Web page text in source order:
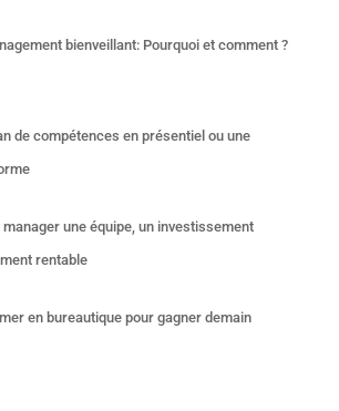
bienveillant: Pourquoi et comment ?
de compétences en présentiel ou une
manager une équipe, un investissement
rentable
en bureautique pour gagner demain